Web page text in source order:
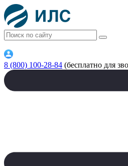
8 (800) 100-28-84 (бесплатно для